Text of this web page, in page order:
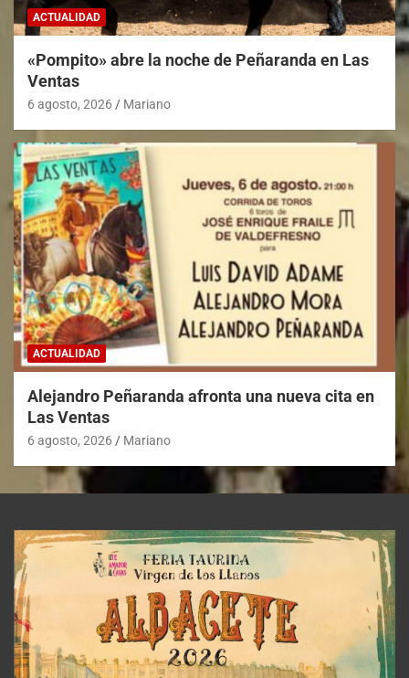
ACTUALIDAD
«Pompito» abre la noche de Peñaranda en Las
Ventas
6 agosto, 2026 Mariano
ACTUALIDAD
Alejandro Peñaranda afronta una nueva cita en
Las Ventas
6 agosto, 2026 Mariano